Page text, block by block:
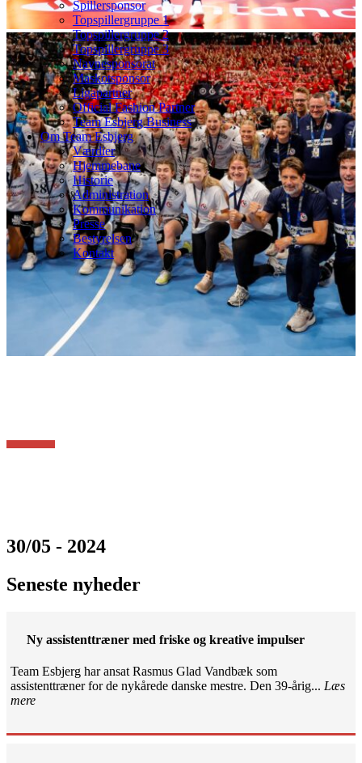
Spillersponsor
Topspillergruppe 1
Topspillergruppe 2
Topspillergruppe 3
Navnesponsorat
Maskotsponsor
Ligapartner
Official Fashion Partner
Team Esbjerg Business
Om Team Esbjerg
Værdier
Hjemmebane
Historie
Administration
Kommunikation
Presse
Bestyrelsen
Kontakt
30/05 - 2024
Seneste nyheder
Ny assistenttræner med friske og kreative impulser
Team Esbjerg har ansat Rasmus Glad Vandbæk som
assistenttræner for de nykårede danske mestre. Den 39-årig... Læs
mere